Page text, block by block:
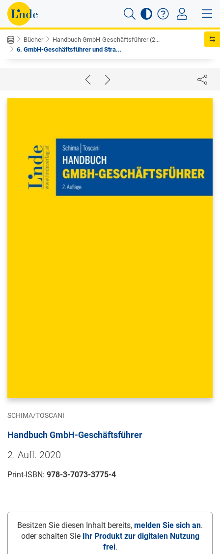
Bücher
Handbuch GmbH-Geschäftsführer (2...
6. GmbH-Geschäftsführer und Stra...
SCHIMA/TOSCANI
Handbuch GmbH-Geschäftsführer
2. Aufl. 2020
Print-ISBN: 978-3-7073-3775-4
Besitzen Sie diesen Inhalt bereits, melden Sie sich an.
oder schalten Sie
Ihr Produkt zur digitalen Nutzung
frei.